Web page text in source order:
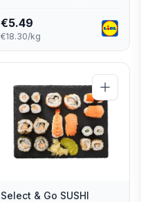
€5.49
€18.30/kg
Select & Go SUSHI